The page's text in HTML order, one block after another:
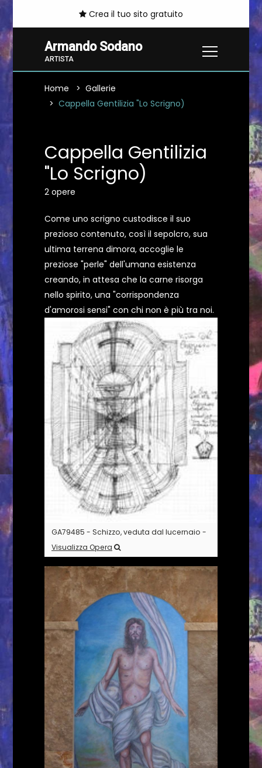
Crea il tuo sito gratuito
Armando Sodano
ARTISTA
Home
Gallerie
Cappella Gentilizia "Lo Scrigno)
GA79485 - Schizzo, veduta dal lucernaio -
Visualizza Opera
Cappella Gentilizia
"Lo Scrigno)
2 opere
Come uno scrigno custodisce il suo
prezioso contenuto, così il sepolcro, sua
ultima terrena dimora, accoglie le
preziose "perle" dell'umana esistenza
creando, in attesa che la carne risorga
nello spirito, una "corrispondenza
d'amorosi sensi" con chi non è più tra noi.